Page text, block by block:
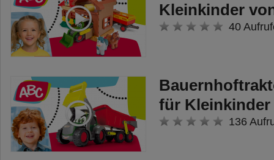
Kleinkinder
40
für Kleinkinder
136